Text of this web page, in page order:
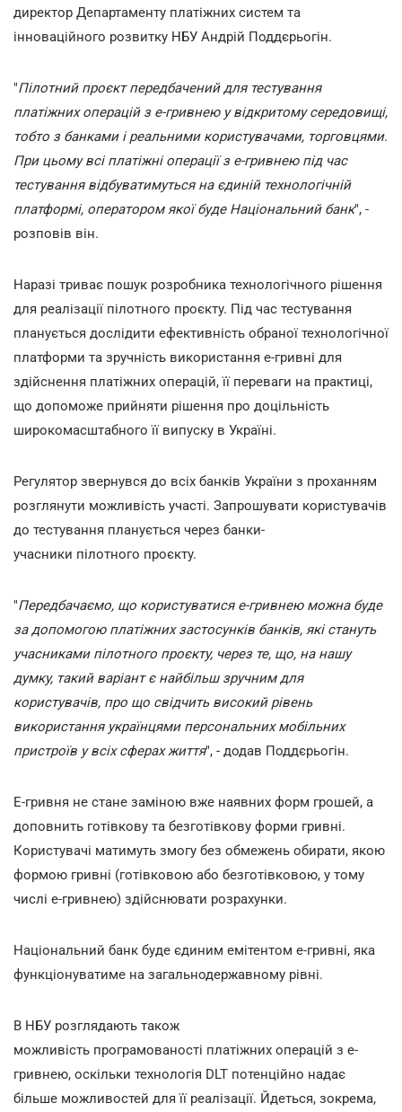
директор Департаменту платіжних систем та
інноваційного розвитку НБУ Андрій Поддєрьогін.
"Пілотний проєкт передбачений для тестування
платіжних операцій з е-гривнею у відкритому середовищі,
тобто з банками і реальними користувачами, торговцями.
При цьому всі платіжні операції з е-гривнею під час
тестування відбуватимуться на єдиній технологічній
платформі, оператором якої буде Національний банк", -
розповів він.
Наразі триває пошук розробника технологічного рішення
для реалізації пілотного проєкту. Під час тестування
планується дослідити ефективність обраної технологічної
платформи та зручність використання е-гривні для
здійснення платіжних операцій, її переваги на практиці,
що допоможе прийняти рішення про доцільність
широкомасштабного її випуску в Україні.
Регулятор звернувся до всіх банків України з проханням
розглянути можливість участі. Запрошувати користувачів
до тестування планується через банки-
учасники пілотного проєкту.
"Передбачаємо, що користуватися е-гривнею можна буде
за допомогою платіжних застосунків банків, які стануть
учасниками пілотного проєкту, через те, що, на нашу
думку, такий варіант є найбільш зручним для
користувачів, про що свідчить високий рівень
використання українцями персональних мобільних
пристроїв у всіх сферах життя", - додав Поддєрьогін.
Е-гривня не стане заміною вже наявних форм грошей, а
доповнить готівкову та безготівкову форми гривні.
Користувачі матимуть змогу без обмежень обирати, якою
формою гривні (готівковою або безготівковою, у тому
числі е-гривнею) здійснювати розрахунки.
Національний банк буде єдиним емітентом е-гривні, яка
функціонуватиме на загальнодержавному рівні.
В НБУ розглядають також
можливість програмованості платіжних операцій з е-
гривнею, оскільки технологія DLT потенційно надає
більше можливостей для її реалізації. Йдеться, зокрема,